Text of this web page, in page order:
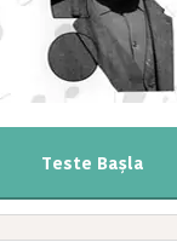
Teste Başla